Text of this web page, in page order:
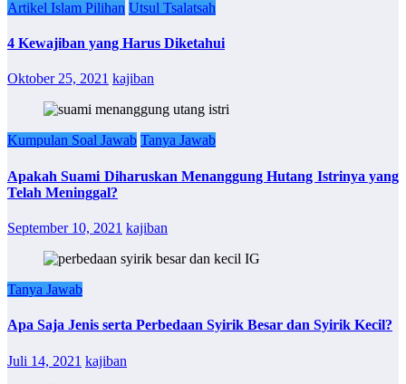
Artikel Islam Pilihan Utsul Tsalatsah
4 Kewajiban yang Harus Diketahui
Oktober 25, 2021 kajiban
Kumpulan Soal Jawab Tanya Jawab
Apakah Suami Diharuskan Menanggung Hutang Istrinya yang
Telah Meninggal?
September 10, 2021 kajiban
Tanya Jawab
Apa Saja Jenis serta Perbedaan Syirik Besar dan Syirik Kecil?
Juli 14, 2021 kajiban